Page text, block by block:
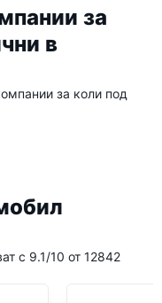
за
в
за коли под
с 9.1/10 от 12842